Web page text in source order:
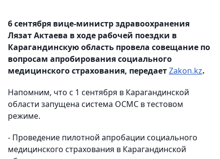
6 сентября вице-министр здравоохранения
Лязат Актаева в ходе рабочей поездки в
Карагандинскую область провела совещание по
вопросам апробирования социального
медицинского страхования, передаетZakon.kz.
Напомним, что с 1 сентября в Карагандинской
области запущена система ОСМС в тестовом
режиме.
- Проведение пилотной апробации социального
медицинского страхования в Карагандинской